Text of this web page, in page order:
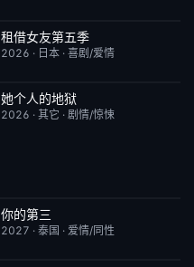
已完结
租借女友第五季
2026 · 日本 · 喜剧/爱情
HD中字
她个人的地狱
2026 · 其它 · 剧情/惊悚
更新至第02集
你的第三
2027 · 泰国 · 爱情/同性